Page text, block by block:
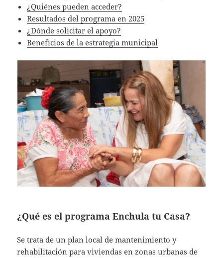
¿Quiénes pueden acceder?
Resultados del programa en 2025
¿Dónde solicitar el apoyo?
Beneficios de la estrategia municipal
¿Qué es el programa Enchula tu Casa?
Se trata de un plan local de mantenimiento y
rehabilitación para viviendas en zonas urbanas de